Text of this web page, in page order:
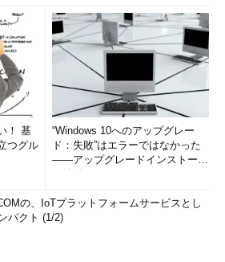
！ 基
つグル
“Windows 10へのアップグレー
ド：失敗”はエラーではなかった
――アップグレードインストール
の、IoTプラットフォームサービスとし
パクト (1/2)